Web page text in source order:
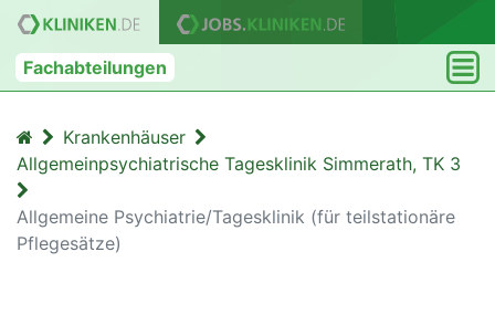
Fachabteilungen
Krankenhäuser
Allgemeinpsychiatrische Tagesklinik Simmerath, TK 3
Allgemeine Psychiatrie/Tagesklinik (für teilstationäre
Pflegesätze)